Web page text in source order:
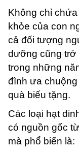
Không chỉ
khỏe của con
cả đối tượng
dưỡng cũng trở
trong những
đình ưa
quà biếu tặng.
Các loại hạt
có nguồn gốc
mà phổ biến là: